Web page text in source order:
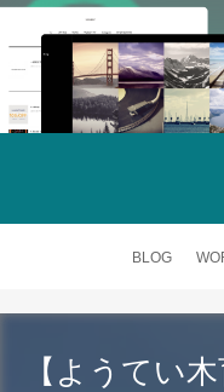
BLOG
【ようてい